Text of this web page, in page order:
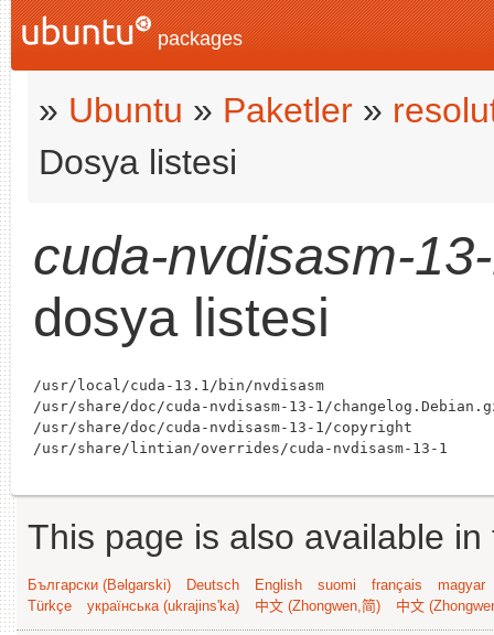
packages
» Ubuntu » Paketler »
Dosya listesi
cuda-nvdisasm-
dosya listesi
/usr/local/cuda-13.1/bin/nvdisasm
/usr/share/doc/cuda-nvdisasm-13-1/
/usr/share/doc/cuda-nvdisasm-13-1/copyright
This page is also available
Български (Bəlgarski) Deutsch English suomi français
magyar
Türkçe
українська (ukrajins'ka) 中文 (Zhongwen,简) 中文